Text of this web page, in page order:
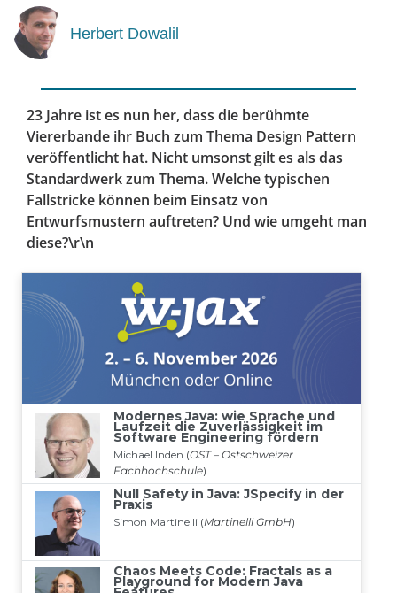
Herbert Dowalil
23 Jahre ist es nun her, dass die berühmte
Viererbande ihr Buch zum Thema Design Pattern
veröffentlicht hat. Nicht umsonst gilt es als das
Standardwerk zum Thema. Welche typischen
Fallstricke können beim Einsatz von
Entwurfsmustern auftreten? Und wie umgeht man
diese?\r\n